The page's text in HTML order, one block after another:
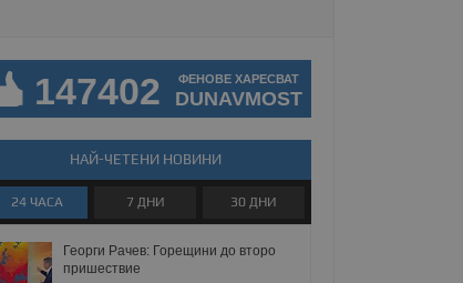
147402 ФЕНОВЕ ХАРЕСВАТ
DUNAVMOST
НАЙ-ЧЕТЕНИ НОВИНИ
24 ЧАСА 7 ДНИ 30 ДНИ
Георги Рачев: Горещини до второ
пришествие